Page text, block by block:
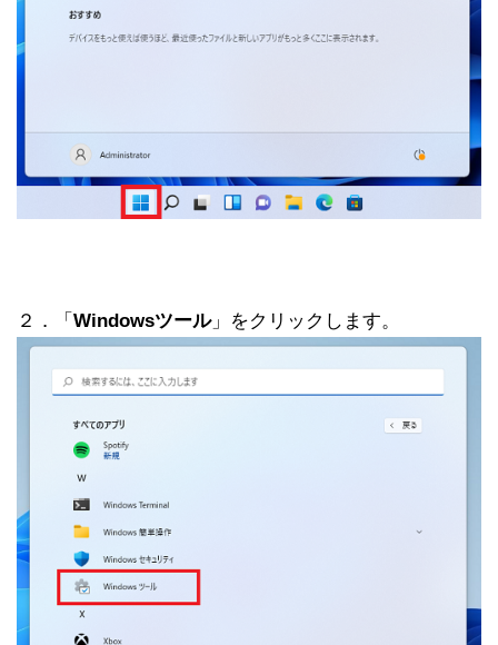
２．「 Windowsツール」をクリックします。